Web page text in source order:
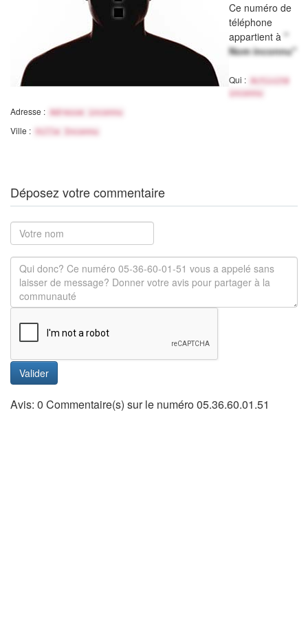
Ce numéro de
téléphone
appartient à "
Nom inconnu"
Qui :
Activité
inconnu
Adresse : Adresse inconnu
Ville : Ville Inconnu
Déposez votre commentaire
Valider
Avis: 0 Commentaire(s) sur le numéro 05.36.60.01.51